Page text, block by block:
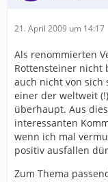
21. April 2009 um 14:17
Als renommierten
Rottensteiner nicht
auch nicht von sich
einer der weltweit
überhaupt. Aus
interessanten
wenn ich mal
positiv ausfallen
Zum Thema